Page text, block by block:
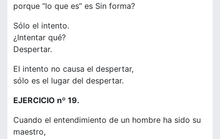
porque “lo que es” es Sin forma?
Sólo el intento.
¿Intentar qué?
Despertar.
El intento no causa el despertar,
sólo es el lugar del despertar.
EJERCICIO nº 19.
Cuando el entendimiento de un hombre ha sido su
maestro,